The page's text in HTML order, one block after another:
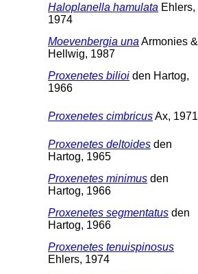
Haloplanella hamulata Ehlers,
1974
Moevenbergia una Armonies &
Hellwig, 1987
Proxenetes bilioi den Hartog,
1966
Proxenetes cimbricusAx, 1971
Proxenetes deltoides den
Hartog, 1965
Proxenetes minimus den
Hartog, 1966
Proxenetes segmentatus den
Hartog, 1966
Proxenetes tenuispinosus
Ehlers, 1974